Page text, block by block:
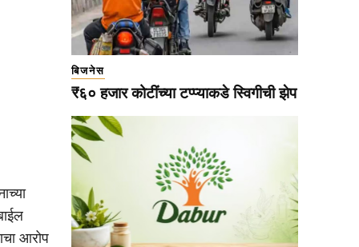
आरोप
बिजनेस
₹६० हजार कोटींच्या टप्प्याकडे स्विगीची झेप